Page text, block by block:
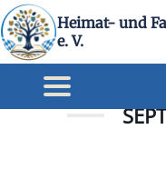
Heimat- und
e. V.
ST Regen